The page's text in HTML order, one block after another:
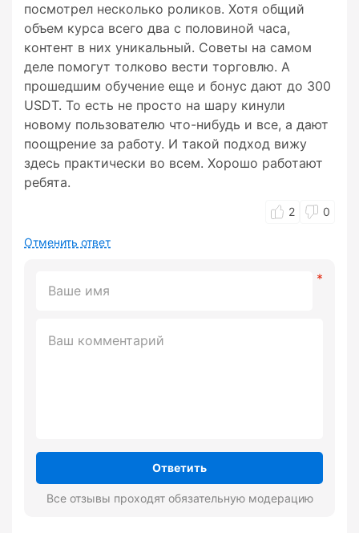
посмотрел несколько роликов. Хотя общий
объем курса всего два с половиной часа,
контент в них уникальный. Советы на самом
деле помогут толково вести торговлю. А
прошедшим обучение еще и бонус дают до 300
USDT. То есть не просто на шару кинули
новому пользователю что-нибудь и все, а дают
поощрение за работу. И такой подход вижу
здесь практически во всем. Хорошо работают
ребята.
Отменить ответ
Ответить
Все отзывы проходят обязательную модерацию
2 0